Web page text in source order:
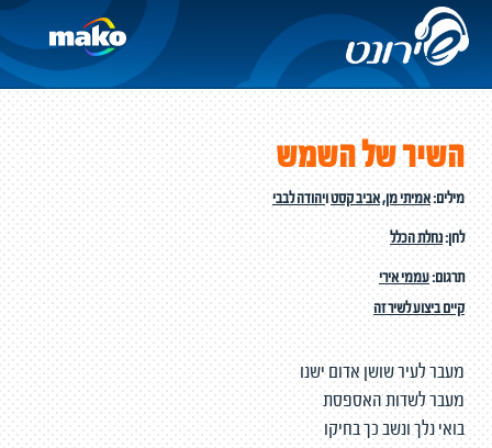
השיר של השמש
מילים:אמיתי מן,אביב קסטויהודה לבבי
לחן:נחלת הכלל
תרגום:עממי אירי
קיים ביצוע לשיר זה
מעבר לעיר שושן אדום ישנו
מעבר לשדות האספסת
בואי נלך ונשב כך בחיקו